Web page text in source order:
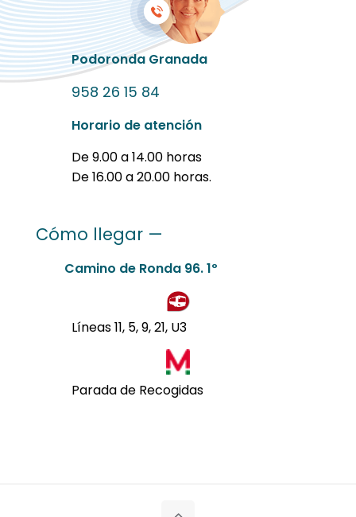
Podoronda Granada
958 26 15 84
Horario de atención
De 9.00 a 14.00 horas
De 16.00 a 20.00 horas.
Cómo llegar —
Camino de Ronda 96. 1º
Líneas 11, 5, 9, 21, U3
Parada de Recogidas